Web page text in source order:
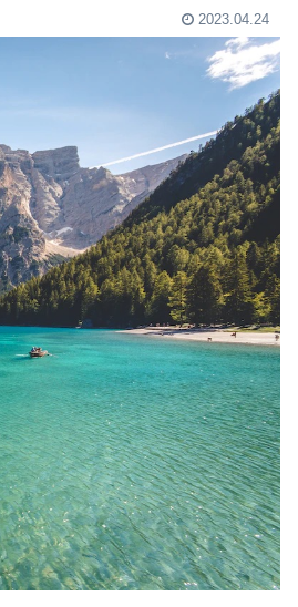
2023.04.24